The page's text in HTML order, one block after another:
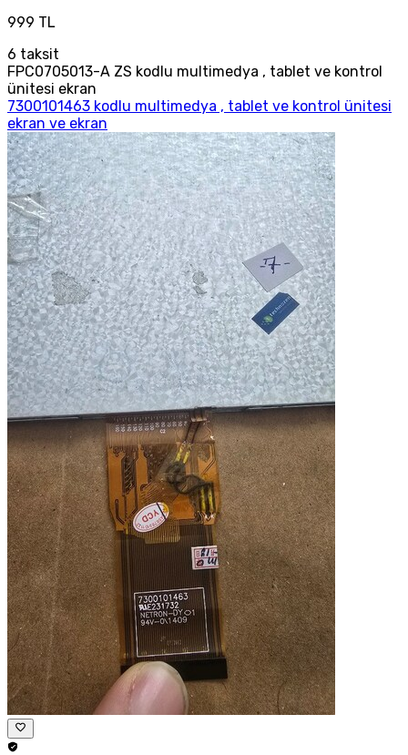
999 TL
6 taksit
FPC0705013-A ZS kodlu multimedya , tablet ve kontrol
ünitesi ekran
7300101463 kodlu multimedya , tablet ve kontrol ünitesi
ekran ve ekran